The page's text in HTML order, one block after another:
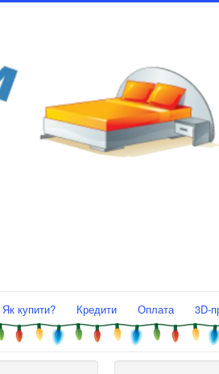
Як купити? Кредити Оплата 3D-